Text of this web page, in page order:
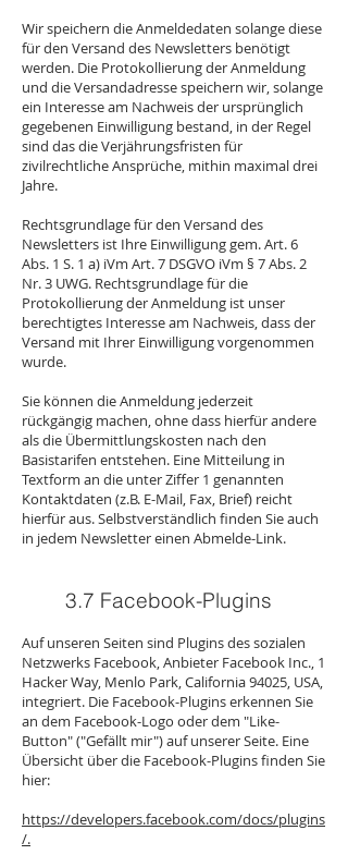
Wir speichern die Anmeldedaten solange diese
für den Versand des Newsletters benötigt
werden. Die Protokollierung der Anmeldung
und die Versandadresse speichern wir, solange
ein Interesse am Nachweis der ursprünglich
gegebenen Einwilligung bestand, in der Regel
sind das die Verjährungsfristen für
zivilrechtliche Ansprüche, mithin maximal drei
Jahre.
Rechtsgrundlage für den Versand des
Newsletters ist Ihre Einwilligung gem. Art. 6
Abs. 1 S. 1 a) iVm Art. 7 DSGVO iVm § 7 Abs. 2
Nr. 3 UWG. Rechtsgrundlage für die
Protokollierung der Anmeldung ist unser
berechtigtes Interesse am Nachweis, dass der
Versand mit Ihrer Einwilligung vorgenommen
wurde.
Sie können die Anmeldung jederzeit
rückgängig machen, ohne dass hierfür andere
als die Übermittlungskosten nach den
Basistarifen entstehen. Eine Mitteilung in
Textform an die unter Ziffer 1 genannten
Kontaktdaten (z.B. E-Mail, Fax, Brief) reicht
hierfür aus. Selbstverständlich finden Sie auch
in jedem Newsletter einen Abmelde-Link.
3.7 Facebook-Plugins
Auf unseren Seiten sind Plugins des sozialen
Netzwerks Facebook, Anbieter Facebook Inc., 1
Hacker Way, Menlo Park, California 94025, USA,
integriert. Die Facebook-Plugins erkennen Sie
an dem Facebook-Logo oder dem "Like-
Button" ("Gefällt mir") auf unserer Seite. Eine
Übersicht über die Facebook-Plugins finden Sie
hier:
https://developers.facebook.com/docs/plugins
/.